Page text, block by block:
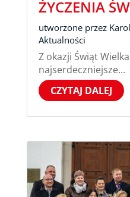
ŻYCZENIA
utworzone przez Karol
Aktualności
Z okazji Świąt
najserdeczniejsze...
CZYTAJ DALEJ